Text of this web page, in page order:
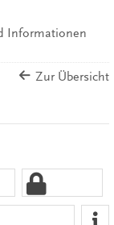
Informationen
Zur Übersicht